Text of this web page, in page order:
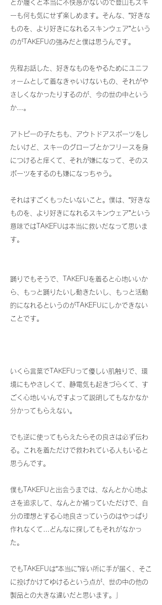
とか履くと本当に不快感がないので登山もスキ
ーも何も気にせず楽しめます。そんな、“好きな
ものを、より好きになれるスキンウェア”という
のがTAKEFUの強みだと僕は思うんです。
先程お話した、好きなものをやるためにユニフ
ォームとして着なきゃいけないもの、それがや
さしくなかったりするのが、今の世の中という
か…。
アトピーの子たちも、アウトドアスポーツをし
たいけど、スキーのグローブとかフリースを身
につけると痒くて、それが嫌になって、そのス
ポーツをするのも嫌になっちゃう。
それはすごくもったいないこと。僕は、“好きな
ものを、より好きになれるスキンウェア”という
意味ではTAKEFUは本当に救いだなって思いま
す。
踊りでもそうで、TAKEFUを着ると心地いいか
ら、もっと踊りたいし動きたいし、もっと活動
的になれるというのがTAKEFUにしかできない
ことです。
いくら言葉でTAKEFUって優しい肌触りで、環
境にもやさしくて、静電気も起きづらくて、す
ごく心地いいんですよって説明してもなかなか
分かってもらえない。
でも逆に使ってもらえたらその良さは必ず伝わ
る。これを着ただけで救われている人もいると
思うんです。
僕もTAKEFUと出会うまでは、なんとか心地よ
さを追求して、なんとか補っていただけで、自
分の理想とする心地良さっていうのはやっぱり
作れなくて…どんなに探してもそれがなかっ
た。
でもTAKEFUは“本当に”痒い所に手が届く、そこ
に投げかけてゆけるという点が、世の中の他の
製品との大きな違いだと思います。」